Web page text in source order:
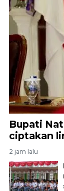
Bupati
ciptakan
2 jam lalu